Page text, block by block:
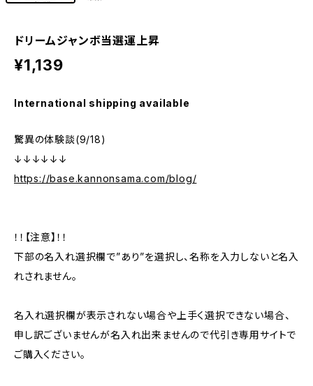
ドリームジャンボ当選運上昇
¥1,139
International shipping available
驚異の体験談(9/18)
↓↓↓↓↓↓
https://base.kannonsama.com/blog/
！！【注意】！！
下部の名入れ選択欄で”あり”を選択し、名称を入力しないと名入
れされません。
名入れ選択欄が表示されない場合や上手く選択できない場合、
申し訳ございませんが名入れ出来ませんので代引き専用サイトで
ご購入ください。